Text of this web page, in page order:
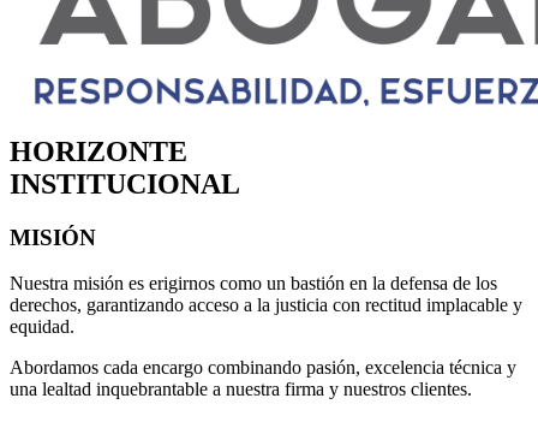
HORIZONTE
INSTITUCIONAL
MISIÓN
Nuestra misión es erigirnos como un bastión en la defensa de los
derechos, garantizando acceso a la justicia con rectitud implacable y
equidad.
Abordamos cada encargo combinando pasión, excelencia técnica y
una lealtad inquebrantable a nuestra firma y nuestros clientes.